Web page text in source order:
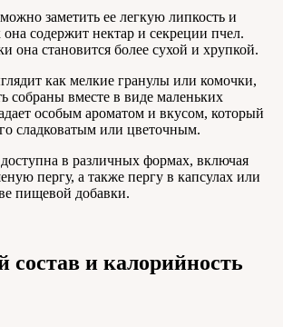
заметить ее легкую липкость и
она содержит нектар и секреции пчел.
она становится более сухой и хрупкой.
как мелкие гранулы или комочки,
собраны вместе в виде маленьких
особым ароматом и вкусом, который
сладковатым или цветочным.
в различных формах, включая
пергу, а также пергу в капсулах или
пищевой добавки.
состав и калорийность